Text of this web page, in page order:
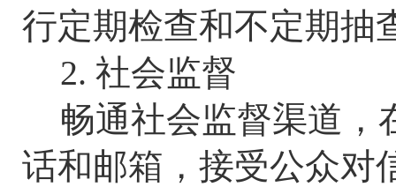
行定期检查和不定期抽
2. 社会监督
畅通社会监督渠道，
话和邮箱，接受公众对